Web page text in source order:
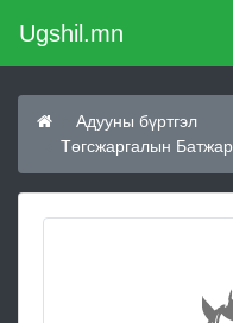
Ugshil.mn
Адууны бүртгэл
Төгсжаргалын